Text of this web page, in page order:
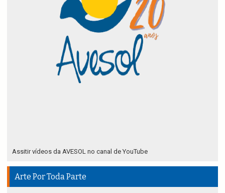
Assitir vídeos da AVESOL no canal de YouTube
Arte Por Toda Parte